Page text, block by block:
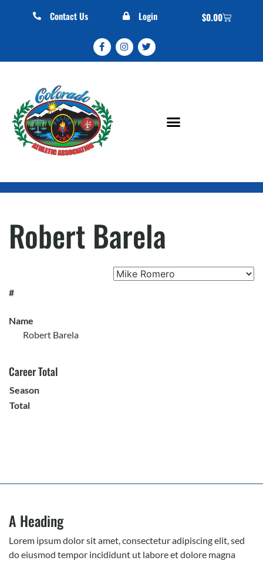
Contact Us Login $0.00
Robert Barela
#
Name
Robert Barela
Career Total
Season
Total
A Heading
Lorem ipsum dolor sit amet, consectetur adipiscing elit, sed
do eiusmod tempor incididunt ut labore et dolore magna